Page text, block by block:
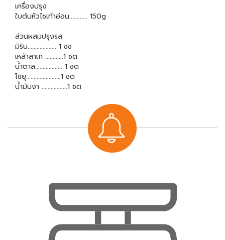
เครื่องปรุง
ใบต้นหัวไชเท้าอ่อน............ 150g
ส่วนผสมปรุงรส
มิริน................... 1 ชช
เหล้าสาเก ............1 ชต
น้ำตาล.................. 1 ชต
โชยุ.......................1 ชต
น้ำมันงา .................1 ชต